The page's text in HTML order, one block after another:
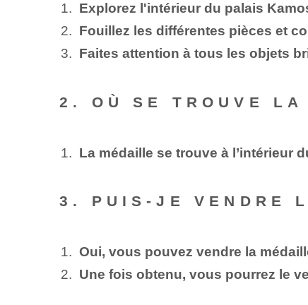
Explorez l'intérieur du palais
Fouillez les différentes pièces et
Faites attention à tous les objets
2. OÙ SE TROUVE
La médaille se trouve à l’intérieur
3. PUIS-JE VENDRE
Oui, vous pouvez vendre la
Une fois obtenu, vous pourrez le